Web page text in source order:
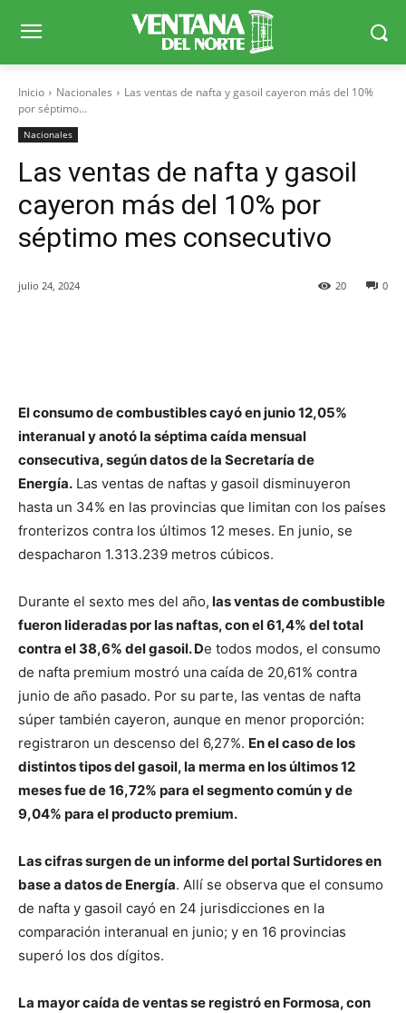
Inicio Nacionales
Las ventas de nafta y gasoil cayeron más del 10%
por séptimo...
Nacionales
Las ventas de nafta y gasoil
cayeron más del 10% por
séptimo mes consecutivo
julio 24, 2024 0
20
El consumo de combustibles cayó en junio 12,05%
interanual y anotó la séptima caída mensual
consecutiva, según datos de la Secretaría de
Energía. Las ventas de naftas y gasoil disminuyeron
hasta un 34% en las provincias que limitan con los países
fronterizos contra los últimos 12 meses. En junio, se
despacharon 1.313.239 metros cúbicos.
Durante el sexto mes del año, las ventas de combustible
fueron lideradas por las naftas, con el 61,4% del total
contra el 38,6% del gasoil. De todos modos, el consumo
de nafta premium mostró una caída de 20,61% contra
junio de año pasado. Por su parte, las ventas de nafta
súper también cayeron, aunque en menor proporción:
registraron un descenso del 6,27%. En el caso de los
distintos tipos del gasoil, la merma en los últimos 12
meses fue de 16,72% para el segmento común y de
9,04% para el producto premium.
Las cifras surgen de un informe del portal Surtidores en
base a datos de Energía. Allí se observa que el consumo
de nafta y gasoil cayó en 24 jurisdicciones en la
comparación interanual en junio; y en 16 provincias
superó los dos dígitos.
La mayor caída de ventas se registró en Formosa, con